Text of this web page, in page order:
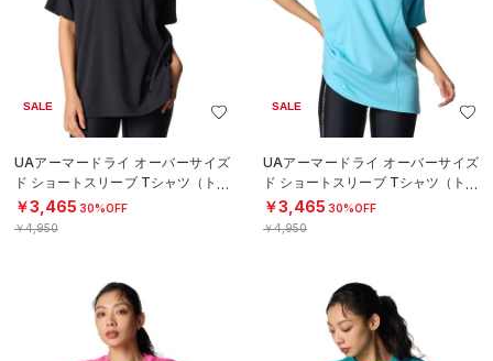
SALE
UAアーマードライ オーバーサイズ
ド ショートスリーブ Tシャツ（トレ
ーニング/WOMEN）
￥3,465 30%OFF
￥4,950
SALE
UAアーマードライ オーバーサイズ
ド ショートスリーブ Tシャツ（トレ
ーニング/WOMEN）
￥3,465 30%OFF
￥4,950